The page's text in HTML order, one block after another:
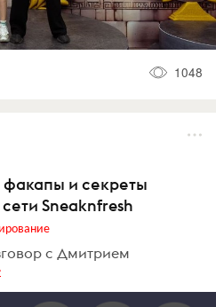
1048
факапы и секреты
Sneaknfresh
с Дмитрием